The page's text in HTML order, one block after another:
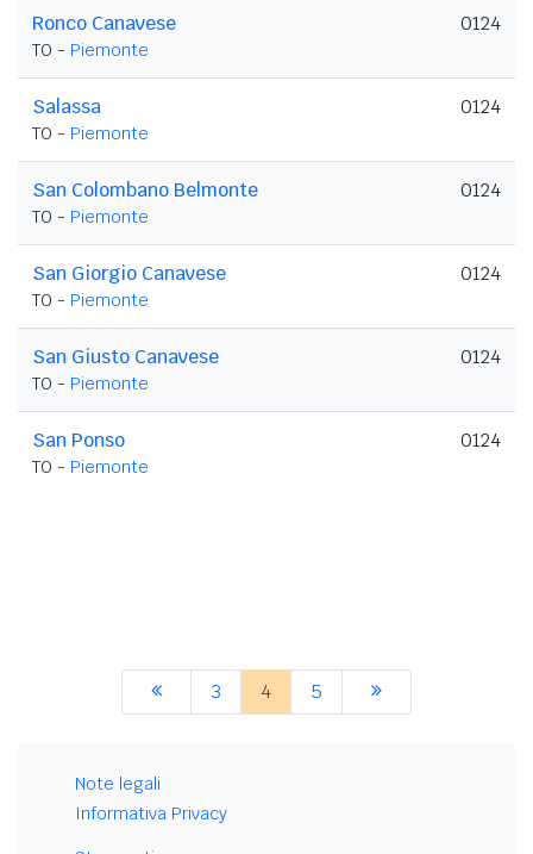
Ronco Canavese
TO - Piemonte
0124
Salassa
TO - Piemonte
0124
San Colombano Belmonte
TO - Piemonte
0124
San Giorgio Canavese
TO - Piemonte
0124
San Giusto Canavese
TO - Piemonte
0124
San Ponso
TO - Piemonte
0124
3 4 5
Note legali
Informativa Privacy